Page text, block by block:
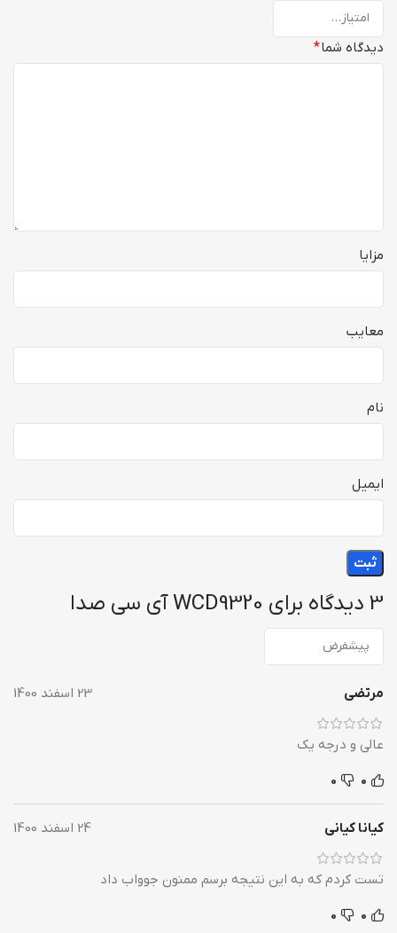
3 دیدگاه برای WCD9320 آی سی صدا
مرتضی 23 اسفند 1400
عالی و درجه یک
0
0
کیانا کیانی 24 اسفند 1400
تست کردم که به این نتیجه برسم ممنون جوواب داد
0
0
دیدگاه شما*
مزایا
معایب
نام
ایمیل